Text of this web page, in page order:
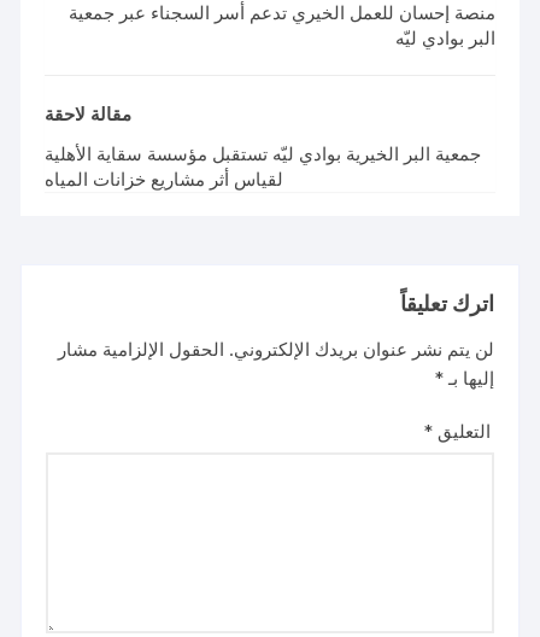
منصة إحسان للعمل الخيري تدعم أسر السجناء عبر جمعية
البر بوادي ليّه
مقالة لاحقة
جمعية البر الخيرية بوادي ليّه تستقبل مؤسسة سقاية الأهلية
لقياس أثر مشاريع خزانات المياه
اترك تعليقاً
لن يتم نشر عنوان بريدك الإلكتروني. الحقول الإلزامية مشار
إليها بـ*
التعليق*